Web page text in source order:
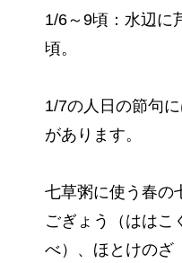
1/6～9頃：水辺に
頃。
1/7の人日の節句
があります。
七草粥に使う春の
ごぎょう（ははこ
べ）、ほとけのざ